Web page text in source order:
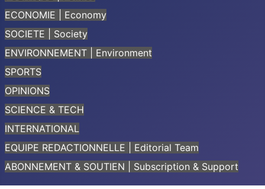
ECONOMIE | Economy
SOCIETE | Society
ENVIRONNEMENT | Environment
SPORTS
OPINIONS
SCIENCE & TECH
INTERNATIONAL
EQUIPE REDACTIONNELLE | Editorial Team
ABONNEMENT & SOUTIEN | Subscription & Support